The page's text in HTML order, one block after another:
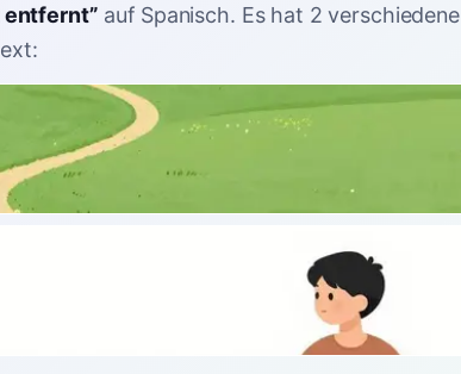
entfernt” auf Spanisch. Es hat 2 verschiedene